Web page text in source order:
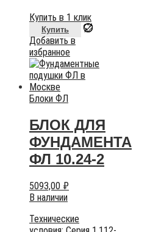
Купить в 1 клик
Купить
Добавить в
избранное
Блоки ФЛ
БЛОК ДЛЯ
ФУНДАМЕНТА
ФЛ 10.24-2
5093,00 ₽
В наличии
Технические